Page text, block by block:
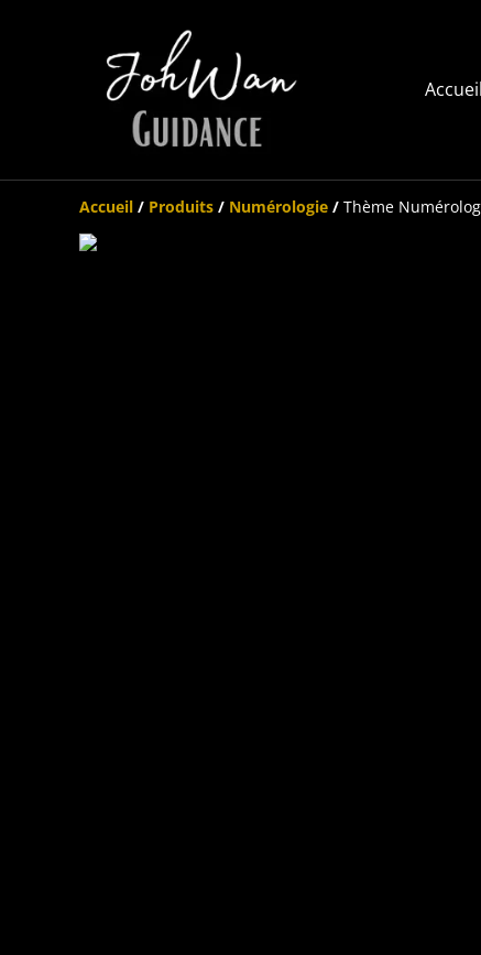
Accueil
Accueil / Produits / Numérologie / Thème